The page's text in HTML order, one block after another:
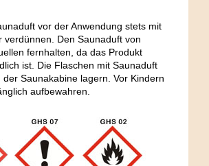
vor der Anwendung stets mit
verdünnen. Den Saunaduft von
fernhalten, da das Produkt
ist. Die Flaschen mit Saunaduft
der Saunakabine lagern. Vor Kindern
aufbewahren.